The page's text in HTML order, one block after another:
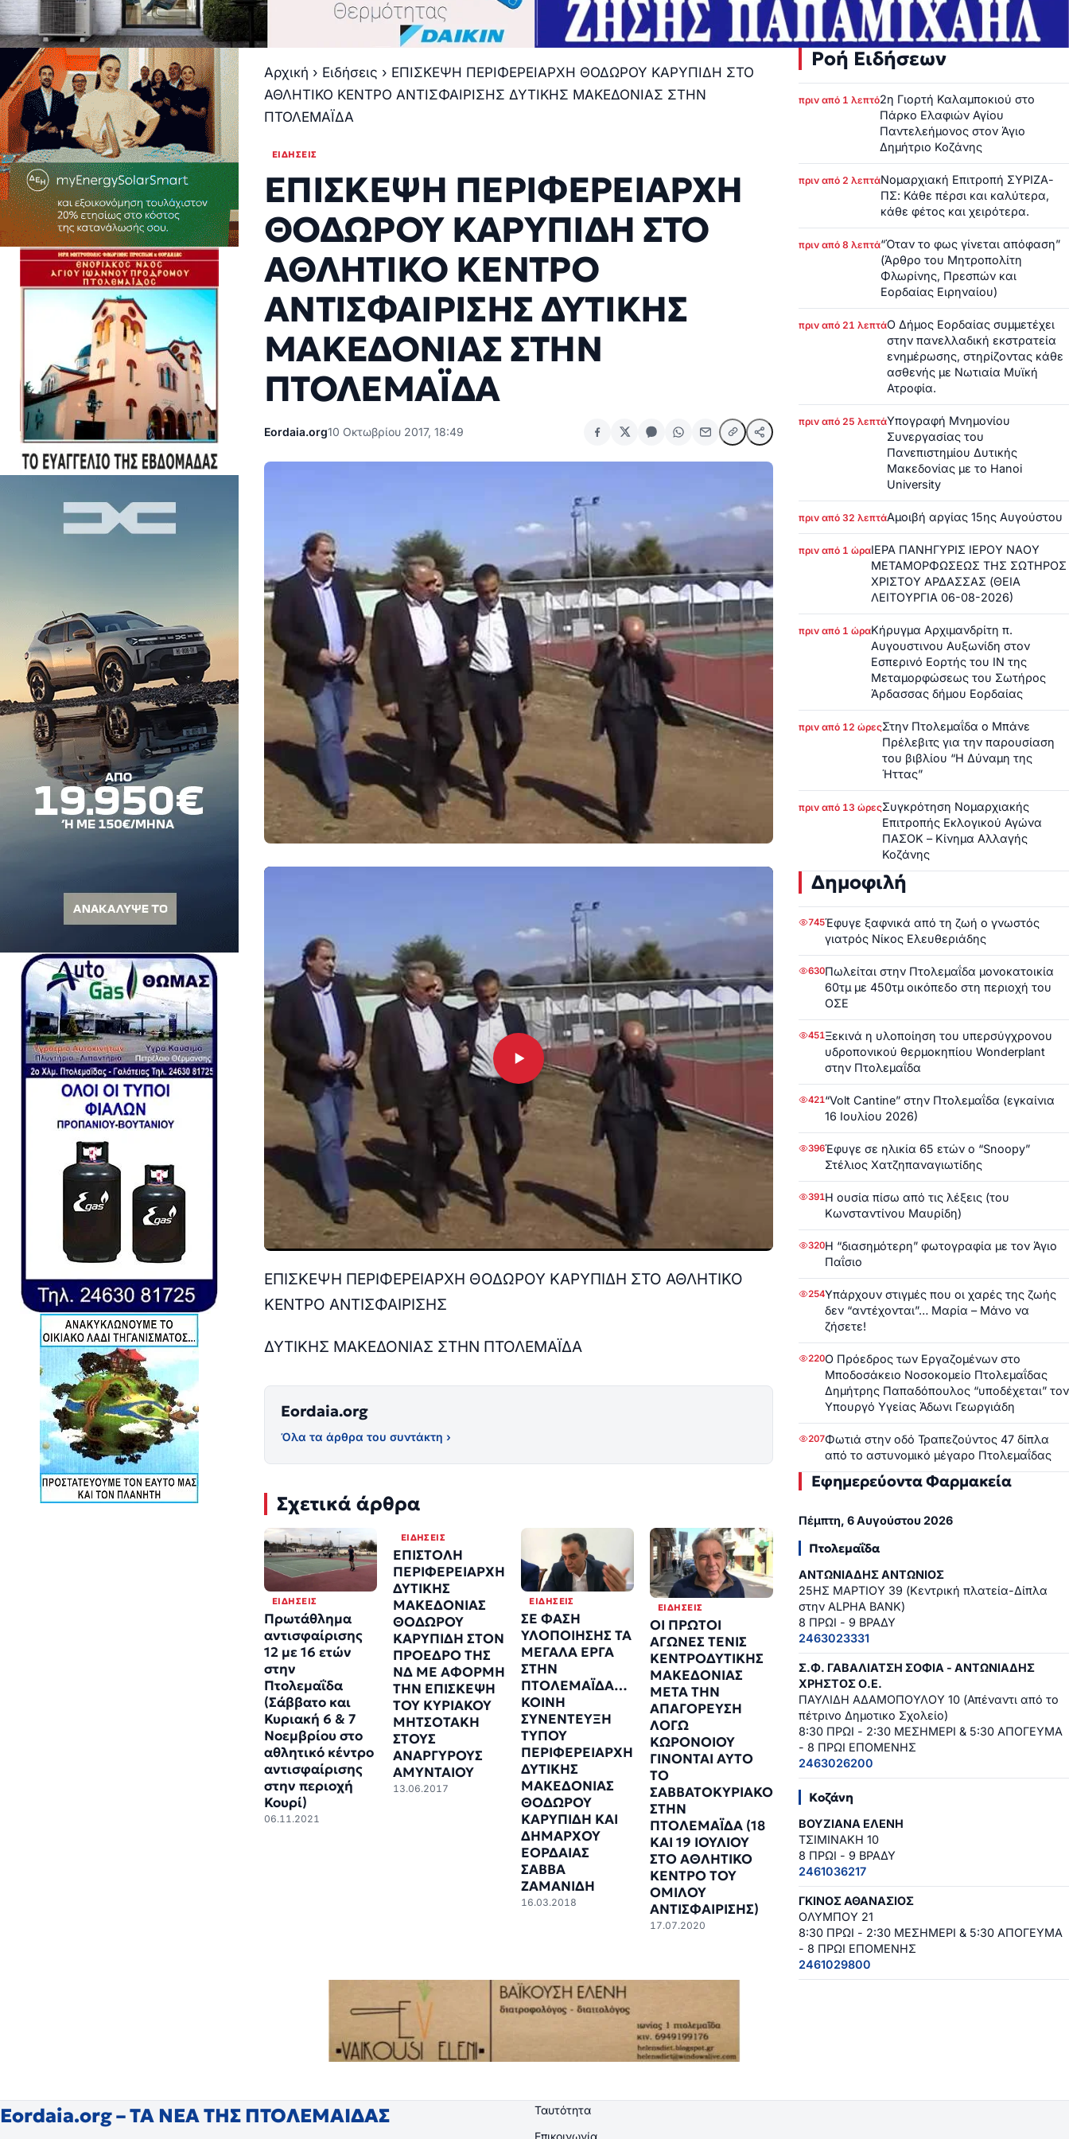
Αρχική › Ειδήσεις › ΕΠΙΣΚΕΨΗ ΠΕΡΙΦΕΡΕΙΑΡΧΗ ΘΟΔΩΡΟΥ ΚΑΡΥΠΙΔΗ ΣΤΟ
ΑΘΛΗΤΙΚΟ ΚΕΝΤΡΟ ΑΝΤΙΣΦΑΙΡΙΣΗΣ ΔΥΤΙΚΗΣ ΜΑΚΕΔΟΝΙΑΣ ΣΤΗΝ
ΠΤΟΛΕΜΑΪΔΑ
ΕΙΔΉΣΕΙΣ
ΕΠΙΣΚΕΨΗ ΠΕΡΙΦΕΡΕΙΑΡΧΗ
ΘΟΔΩΡΟΥ ΚΑΡΥΠΙΔΗ ΣΤΟ
ΑΘΛΗΤΙΚΟ ΚΕΝΤΡΟ
ΑΝΤΙΣΦΑΙΡΙΣΗΣ ΔΥΤΙΚΗΣ
ΜΑΚΕΔΟΝΙΑΣ ΣΤΗΝ
ΠΤΟΛΕΜΑΪΔΑ
Eordaia.org10 Οκτωβρίου 2017, 18:49
ΕΠΙΣΚΕΨΗ ΠΕΡΙΦΕΡΕΙΑΡΧΗ ΘΟΔΩΡΟΥ ΚΑΡΥΠΙΔΗ ΣΤΟ ΑΘΛΗΤΙΚΟ
ΚΕΝΤΡΟ ΑΝΤΙΣΦΑΙΡΙΣΗΣ
ΔΥΤΙΚΗΣ ΜΑΚΕΔΟΝΙΑΣ ΣΤΗΝ ΠΤΟΛΕΜΑΪΔΑ
Eordaia.org
Όλα τα άρθρα του συντάκτη ›
Σχετικά άρθρα
ΕΙΔΉΣΕΙΣ
Πρωτάθλημα
αντισφαίρισης
12 με 16 ετών
στην
Πτολεμαΐδα
(Σάββατο και
Κυριακή 6 & 7
Νοεμβρίου στο
αθλητικό κέντρο
αντισφαίρισης
στην περιοχή
Κουρί)
06.11.2021
ΕΙΔΉΣΕΙΣ
ΕΠΙΣΤΟΛΗ
ΠΕΡΙΦΕΡΕΙΑΡΧΗ
ΔΥΤΙΚΗΣ
ΜΑΚΕΔΟΝΙΑΣ
ΘΟΔΩΡΟΥ
ΚΑΡΥΠΙΔΗ ΣΤΟΝ
ΠΡΟΕΔΡΟ ΤΗΣ
ΝΔ ΜΕ ΑΦΟΡΜΗ
ΤΗΝ ΕΠΙΣΚΕΨΗ
ΤΟΥ ΚΥΡΙΑΚΟΥ
ΜΗΤΣΟΤΑΚΗ
ΣΤΟΥΣ
ΑΝΑΡΓΥΡΟΥΣ
ΑΜΥΝΤΑΙΟΥ
13.06.2017
ΕΙΔΉΣΕΙΣ
ΣΕ ΦΑΣΗ
ΥΛΟΠΟΙΗΣΗΣ ΤΑ
ΜΕΓΑΛΑ ΕΡΓΑ
ΣΤΗΝ
ΠΤΟΛΕΜΑΪΔΑ…
ΚΟΙΝΗ
ΣΥΝΕΝΤΕΥΞΗ
ΤΥΠΟΥ
ΠΕΡΙΦΕΡΕΙΑΡΧΗ
ΔΥΤΙΚΗΣ
ΜΑΚΕΔΟΝΙΑΣ
ΘΟΔΩΡΟΥ
ΚΑΡΥΠΙΔΗ ΚΑΙ
ΔΗΜΑΡΧΟΥ
ΕΟΡΔΑΙΑΣ
ΣΑΒΒΑ
ΖΑΜΑΝΙΔΗ
16.03.2018
ΕΙΔΉΣΕΙΣ
ΟΙ ΠΡΩΤΟΙ
ΑΓΩΝΕΣ ΤΕΝΙΣ
ΚΕΝΤΡΟΔΥΤΙΚΗΣ
ΜΑΚΕΔΟΝΙΑΣ
ΜΕΤΑ ΤΗΝ
ΑΠΑΓΟΡΕΥΣΗ
ΛΟΓΩ
ΚΩΡΟΝΟΙΟΥ
ΓΙΝΟΝΤΑΙ ΑΥΤΟ
ΤΟ
ΣΑΒΒΑΤΟΚΥΡΙΑΚΟ
ΣΤΗΝ
ΠΤΟΛΕΜΑΪΔΑ (18
ΚΑΙ 19 ΙΟΥΛΙΟΥ
ΣΤΟ ΑΘΛΗΤΙΚΟ
ΚΕΝΤΡΟ ΤΟΥ
ΟΜΙΛΟΥ
ΑΝΤΙΣΦΑΙΡΙΣΗΣ)
17.07.2020
Ροή Ειδήσεων
πριν από 1 λεπτό2η Γιορτή Καλαμποκιού στο
Πάρκο Ελαφιών Αγίου
Παντελεήμονος στον Άγιο
Δημήτριο Κοζάνης
πριν από 2 λεπτάΝομαρχιακή Επιτροπή ΣΥΡΙΖΑ-
ΠΣ: Κάθε πέρσι και καλύτερα,
κάθε φέτος και χειρότερα.
πριν από 8 λεπτά“Όταν το φως γίνεται απόφαση”
(Άρθρο του Μητροπολίτη
Φλωρίνης, Πρεσπών και
Εορδαίας Ειρηναίου)
πριν από 21 λεπτάΟ Δήμος Εορδαίας συμμετέχει
στην πανελλαδική εκστρατεία
ενημέρωσης, στηρίζοντας κάθε
ασθενής με Νωτιαία Μυϊκή
Ατροφία.
πριν από 25 λεπτάΥπογραφή Μνημονίου
Συνεργασίας του
Πανεπιστημίου Δυτικής
Μακεδονίας με το Hanoi
University
πριν από 32 λεπτάΑμοιβή αργίας 15ης Αυγούστου
πριν από 1 ώραΙΕΡΑ ΠΑΝΗΓΥΡΙΣ ΙΕΡΟΥ ΝΑΟΥ
ΜΕΤΑΜΟΡΦΩΣΕΩΣ ΤΗΣ ΣΩΤΗΡΟΣ
ΧΡΙΣΤΟΥ ΑΡΔΑΣΣΑΣ (ΘΕΙΑ
ΛΕΙΤΟΥΡΓΙΑ 06-08-2026)
πριν από 1 ώραΚήρυγμα Αρχιμανδρίτη π.
Αυγουστινου Αυξωνίδη στον
Εσπερινό Εορτής του ΙΝ της
Μεταμορφώσεως του Σωτήρος
Άρδασσας δήμου Εορδαίας
πριν από 12 ώρεςΣτην Πτολεμαΐδα ο Μπάνε
Πρέλεβιτς για την παρουσίαση
του βιβλίου “Η Δύναμη της
Ήττας”
πριν από 13 ώρεςΣυγκρότηση Νομαρχιακής
Επιτροπής Εκλογικού Αγώνα
ΠΑΣΟΚ – Κίνημα Αλλαγής
Κοζάνης
Δημοφιλή
745Έφυγε ξαφνικά από τη ζωή ο γνωστός
γιατρός Νίκος Ελευθεριάδης
630Πωλείται στην Πτολεμαΐδα μονοκατοικία
60τμ με 450τμ οικόπεδο στη περιοχή του
ΟΣΕ
451Ξεκινά η υλοποίηση του υπερσύγχρονου
υδροπονικού θερμοκηπίου Wonderplant
στην Πτολεμαΐδα
421“Volt Cantine” στην Πτολεμαΐδα (εγκαίνια
16 Ιουλίου 2026)
396Έφυγε σε ηλικία 65 ετών ο “Snoopy”
Στέλιος Χατζηπαναγιωτίδης
391Η ουσία πίσω από τις λέξεις (του
Κωνσταντίνου Μαυρίδη)
320Η “διασημότερη” φωτογραφία με τον Άγιο
Παΐσιο
254Υπάρχουν στιγμές που οι χαρές της ζωής
δεν “αντέχονται”… Μαρία – Μάνο να
ζήσετε!
220Ο Πρόεδρος των Εργαζομένων στο
Μποδοσάκειο Νοσοκομείο Πτολεμαΐδας
Δημήτρης Παπαδόπουλος “υποδέχεται” τον
Υπουργό Υγείας Άδωνι Γεωργιάδη
207Φωτιά στην οδό Τραπεζούντος 47 δίπλα
από το αστυνομικό μέγαρο Πτολεμαΐδας
Εφημερεύοντα Φαρμακεία
Πέμπτη, 6 Αυγούστου 2026
Πτολεμαΐδα
ΑΝΤΩΝΙΑΔΗΣ ΑΝΤΩΝΙΟΣ
25ΗΣ ΜΑΡΤΙΟΥ 39 (Κεντρική πλατεία-Δίπλα
στην ALPHA BANK)
8 ΠΡΩΙ - 9 ΒΡΑΔΥ
2463023331
Σ.Φ. ΓΑΒΑΛΙΑΤΣΗ ΣΟΦΙΑ - ΑΝΤΩΝΙΑΔΗΣ
ΧΡΗΣΤΟΣ Ο.Ε.
ΠΑΥΛΙΔΗ ΑΔΑΜΟΠΟΥΛΟΥ 10 (Απέναντι από το
πέτρινο Δημοτικο Σχολείο)
8:30 ΠΡΩΙ - 2:30 ΜΕΣΗΜΕΡΙ & 5:30 ΑΠΟΓΕΥΜΑ
- 8 ΠΡΩΙ ΕΠΟΜΕΝΗΣ
2463026200
Κοζάνη
ΒΟΥΖΙΑΝΑ ΕΛΕΝΗ
ΤΣΙΜΙΝΑΚΗ 10
8 ΠΡΩΙ - 9 ΒΡΑΔΥ
2461036217
ΓΚΙΝΟΣ ΑΘΑΝΑΣΙΟΣ
ΟΛΥΜΠΟΥ 21
8:30 ΠΡΩΙ - 2:30 ΜΕΣΗΜΕΡΙ & 5:30 ΑΠΟΓΕΥΜΑ
- 8 ΠΡΩΙ ΕΠΟΜΕΝΗΣ
2461029800
Eordaia.org – ΤΑ ΝΕΑ ΤΗΣ ΠΤΟΛΕΜΑΙΔΑΣ
Ταυτότητα